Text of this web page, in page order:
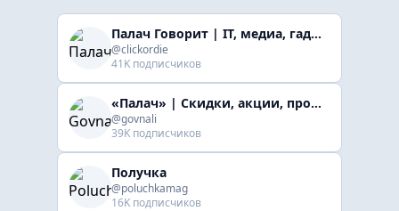
Палач Говорит | IT, медиа, гaджеты, скидки
@clickordie
41K подписчиков
«Палач» | Скидки, акции, промокоды
@govnali
39K подписчиков
Получка
@poluchkamag
16K подписчиков